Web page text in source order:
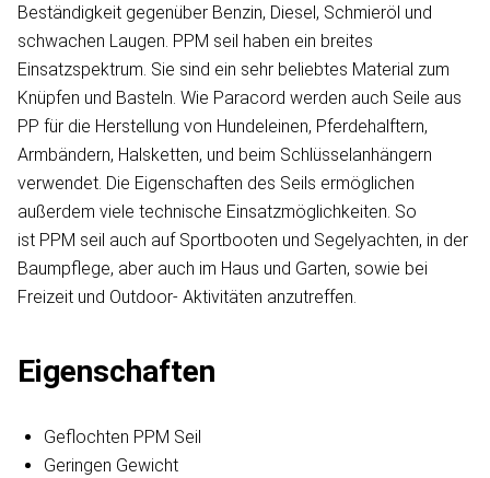
Beständigkeit gegenüber Benzin, Diesel, Schmieröl und
schwachen Laugen. PPM seil haben ein breites
Einsatzspektrum. Sie sind ein sehr beliebtes Material zum
Knüpfen und Basteln. Wie Paracord werden auch Seile aus
PP für die Herstellung von Hundeleinen, Pferdehalftern,
Armbändern, Halsketten, und beim Schlüsselanhängern
verwendet. Die Eigenschaften des Seils ermöglichen
außerdem viele technische Einsatzmöglichkeiten. So
ist PPM seil auch auf Sportbooten und Segelyachten, in der
Baumpflege, aber auch im Haus und Garten, sowie bei
Freizeit und Outdoor- Aktivitäten anzutreffen.
Eigenschaften
Geflochten PPM Seil
Geringen Gewicht